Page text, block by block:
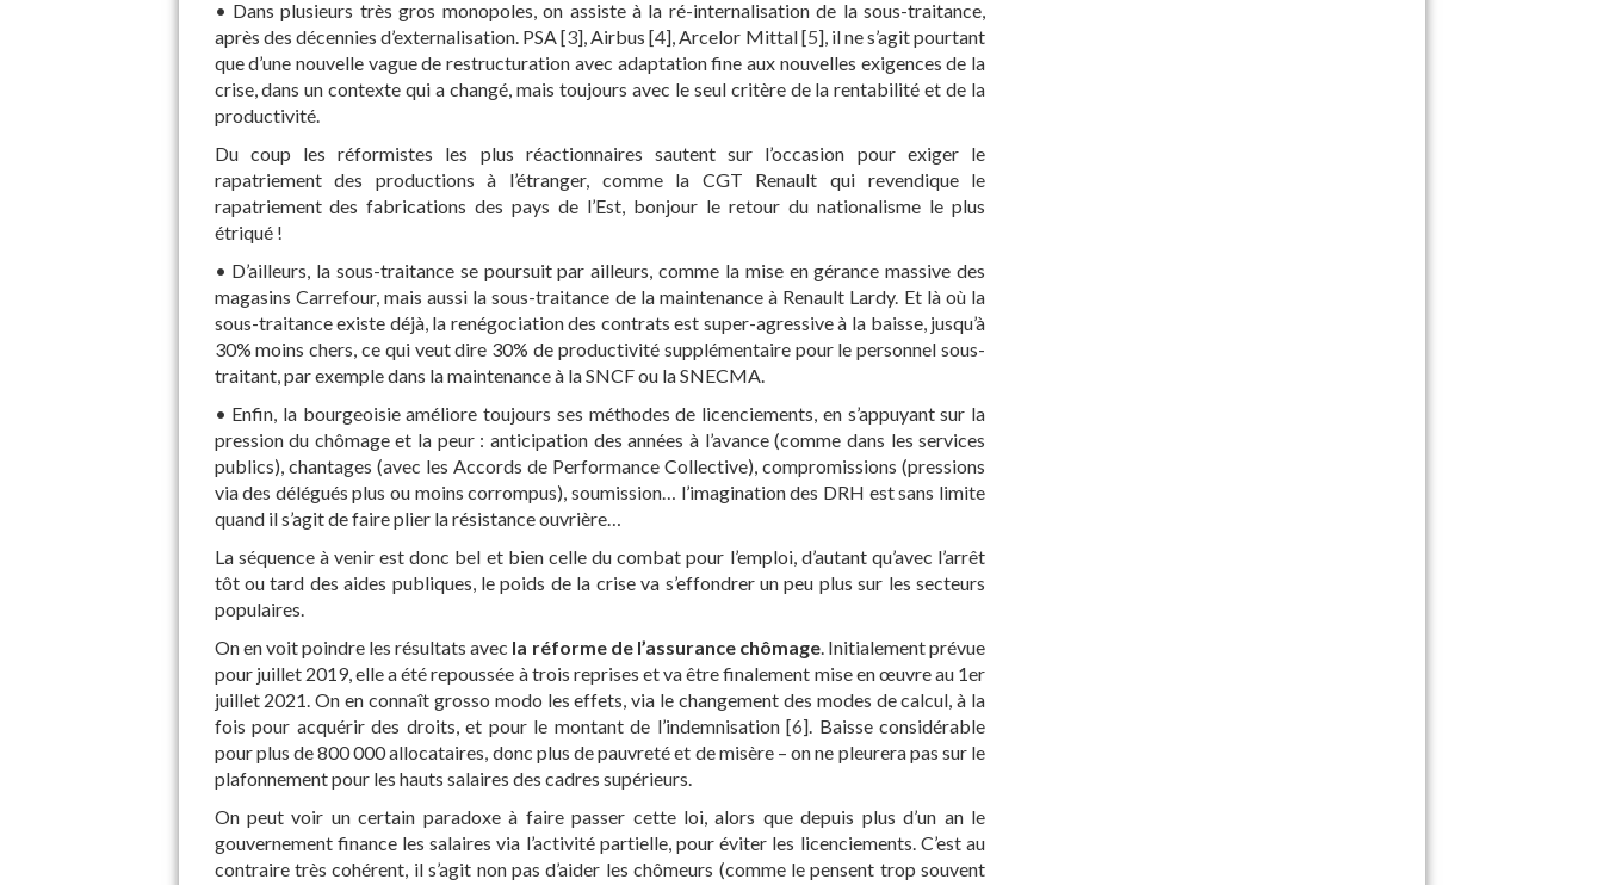
• Dans plusieurs très gros monopoles, on assiste à la ré-internalisation de la sous-traitance,
après des décennies d’externalisation. PSA[3], Airbus [4], Arcelor Mittal[5], il ne s’agit pourtant
que d’une nouvelle vague de restructuration avec adaptation fine aux nouvelles exigences de la
crise, dans un contexte qui a changé, mais toujours avec le seul critère de la rentabilité et de la
productivité.
Du coup les réformistes les plus réactionnaires sautent sur l’occasion pour exiger le
rapatriement des productions à l’étranger, comme la CGT Renault qui revendique le
rapatriement des fabrications des pays de l’Est, bonjour le retour du nationalisme le plus
étriqué !
• D’ailleurs, la sous-traitance se poursuit par ailleurs, comme la mise en gérance massive des
magasins Carrefour, mais aussi la sous-traitance de la maintenance à Renault Lardy. Et là où la
sous-traitance existe déjà, la renégociation des contrats est super-agressive à la baisse, jusqu’à
30% moins chers, ce qui veut dire 30% de productivité supplémentaire pour le personnel sous-
traitant, par exemple dans la maintenance à la SNCF ou la SNECMA.
• Enfin, la bourgeoisie améliore toujours ses méthodes de licenciements, en s’appuyant sur la
pression du chômage et la peur : anticipation des années à l’avance (comme dans les services
publics), chantages (avec les Accords de Performance Collective), compromissions (pressions
via des délégués plus ou moins corrompus), soumission… l’imagination des DRH est sans limite
quand il s’agit de faire plier la résistance ouvrière…
La séquence à venir est donc bel et bien celle du combat pour l’emploi, d’autant qu’avec l’arrêt
tôt ou tard des aides publiques, le poids de la crise va s’effondrer un peu plus sur les secteurs
populaires.
On en voit poindre les résultats avec la réforme de l’assurance chômage. Initialement prévue
pour juillet 2019, elle a été repoussée à trois reprises et va être finalement mise en œuvre au 1er
juillet 2021. On en connaît grosso modo les effets, via le changement des modes de calcul, à la
fois pour acquérir des droits, et pour le montant de l’indemnisation[6]. Baisse considérable
pour plus de 800 000 allocataires, donc plus de pauvreté et de misère – on ne pleurera pas sur le
plafonnement pour les hauts salaires des cadres supérieurs.
On peut voir un certain paradoxe à faire passer cette loi, alors que depuis plus d’un an le
gouvernement finance les salaires via l’activité partielle, pour éviter les licenciements. C’est au
contraire très cohérent, il s’agit non pas d’aider les chômeurs (comme le pensent trop souvent